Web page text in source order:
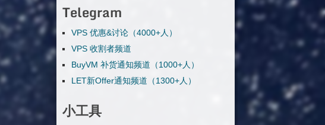
Telegram
VPS 优惠&讨论（4000+人）
VPS 收割者频道
BuyVM 补货通知频道（1000+人）
LET新Offer通知频道（1300+人）
小工具